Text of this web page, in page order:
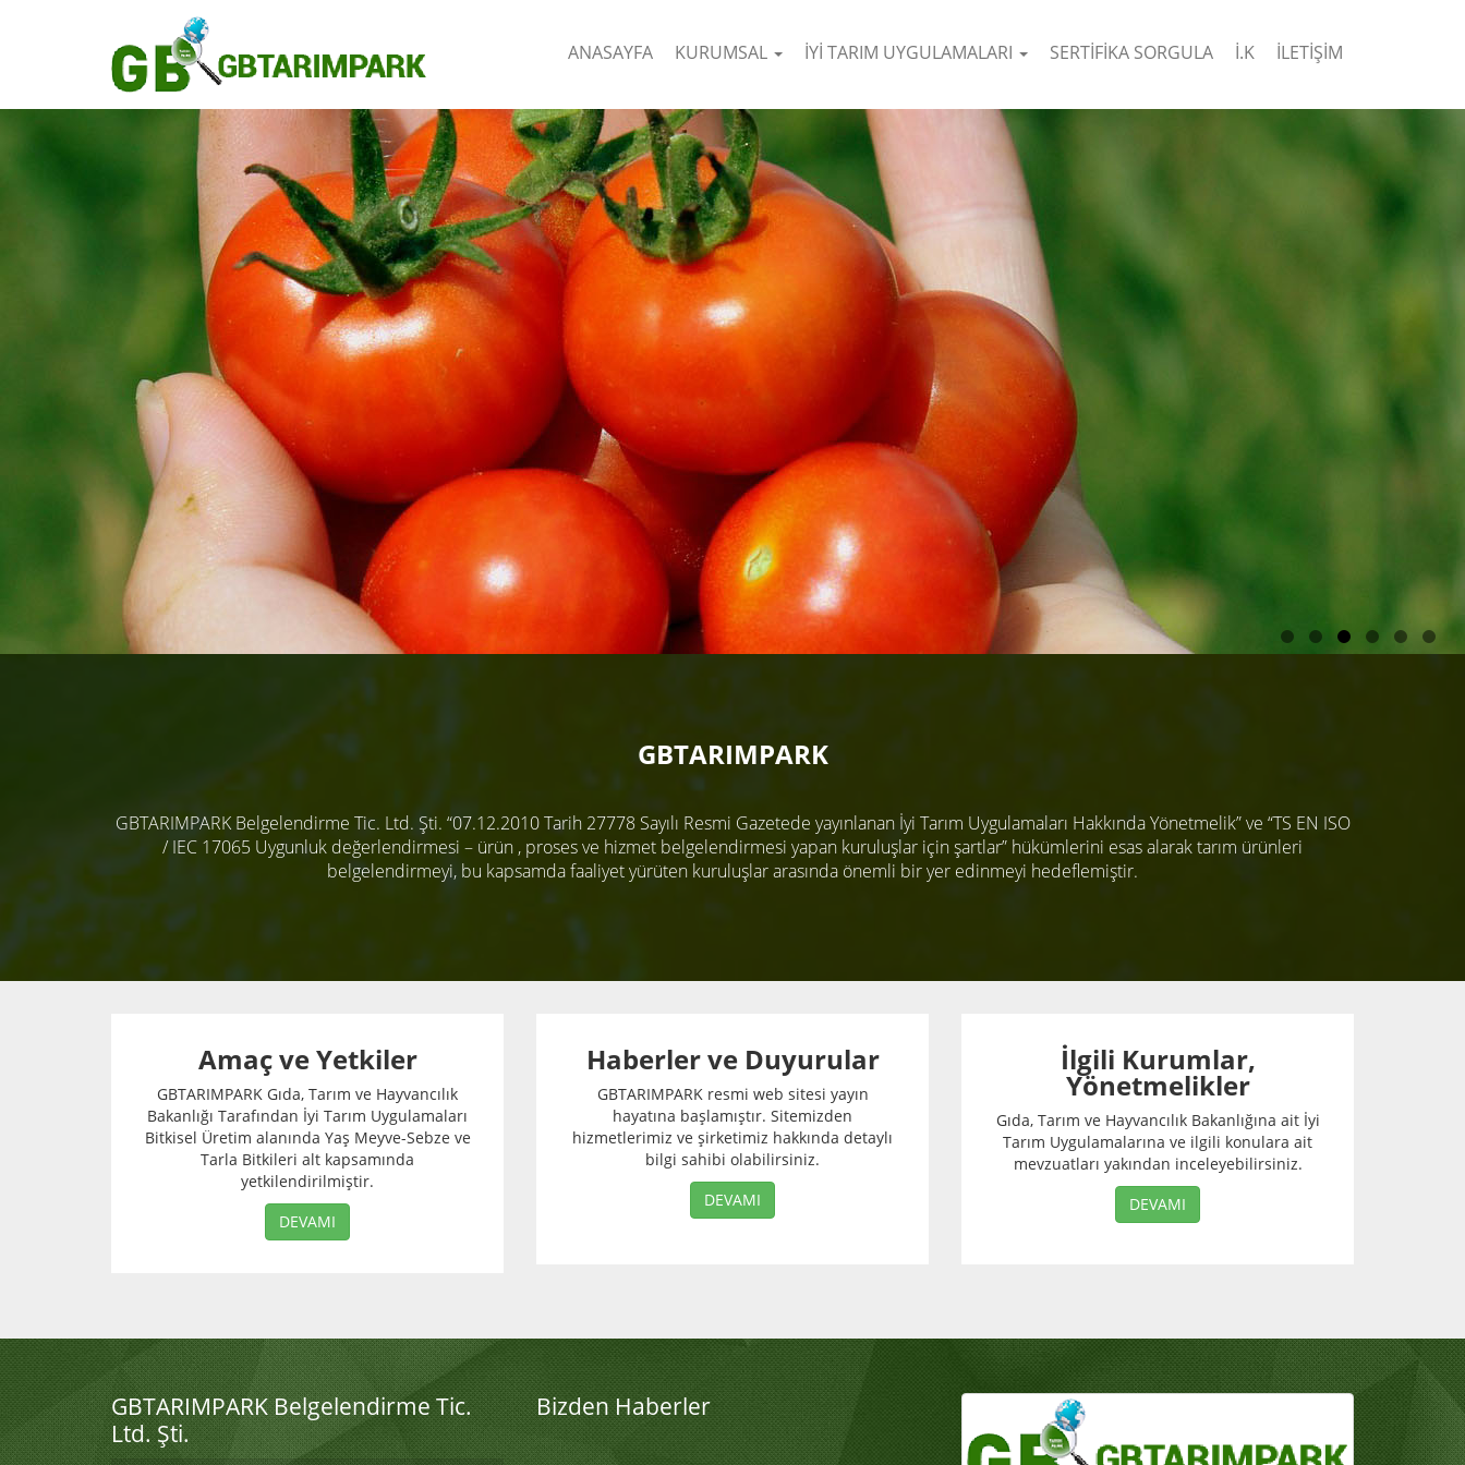
ANASAYFA KURUMSAL İYİ TARIM UYGULAMALARI SERTİFİKA SORGULA İ.K İLETİŞİM
GBTARIMPARK
GBTARIMPARK Belgelendirme Tic. Ltd. Şti. “07.12.2010 Tarih 27778 Sayılı Resmi Gazetede yayınlanan İyi Tarım Uygulamaları Hakkında Yönetmelik” ve “TS EN ISO
/ IEC 17065 Uygunluk değerlendirmesi – ürün , proses ve hizmet belgelendirmesi yapan kuruluşlar için şartlar” hükümlerini esas alarak tarım ürünleri
belgelendirmeyi, bu kapsamda faaliyet yürüten kuruluşlar arasında önemli bir yer edinmeyi hedeflemiştir.
Amaç ve Yetkiler
GBTARIMPARK Gıda, Tarım ve Hayvancılık
Bakanlığı Tarafından İyi Tarım Uygulamaları
Bitkisel Üretim alanında Yaş Meyve-Sebze ve
Tarla Bitkileri alt kapsamında
yetkilendirilmiştir.
DEVAMI
Haberler ve Duyurular
GBTARIMPARK resmi web sitesi yayın
hayatına başlamıştır. Sitemizden
hizmetlerimiz ve şirketimiz hakkında detaylı
bilgi sahibi olabilirsiniz.
DEVAMI
İlgili Kurumlar,
Yönetmelikler
Gıda, Tarım ve Hayvancılık Bakanlığına ait İyi
Tarım Uygulamalarına ve ilgili konulara ait
mevzuatları yakından inceleyebilirsiniz.
DEVAMI
GBTARIMPARK Belgelendirme Tic.
Ltd. Şti.
Bizden Haberler